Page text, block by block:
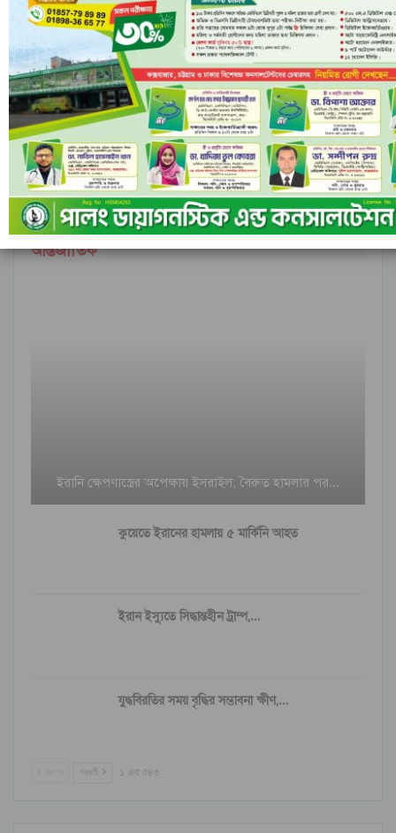
রাঙামাটির বরকলে নৌকাডুবি, নিখোঁজ ১
আগের ১ এর ৬,৮৪৮
আন্তর্জাতিক
ইরানি ক্ষেপণাস্ত্রের অপেক্ষায় ইসরাইল; বৈরুত হামলার পর…
কুয়েতে ইরানের হামলায় ৫ মার্কিনি আহত
ইরান ইস্যুতে সিদ্ধান্তহীন ট্রাম্প,…
যুদ্ধবিরতির সময় বৃদ্ধির সম্ভাবনা ক্ষীণ,…
পরবর্তী ১ এর ৫৪৩